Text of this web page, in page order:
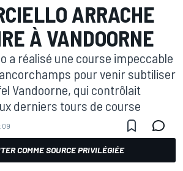
ARRACHE
À VANDOORNE
a réalisé une course impeccable
pour venir subtiliser
Vandoorne, qui contrôlait
derniers tours de course
COMME SOURCE PRIVILÉGIÉE